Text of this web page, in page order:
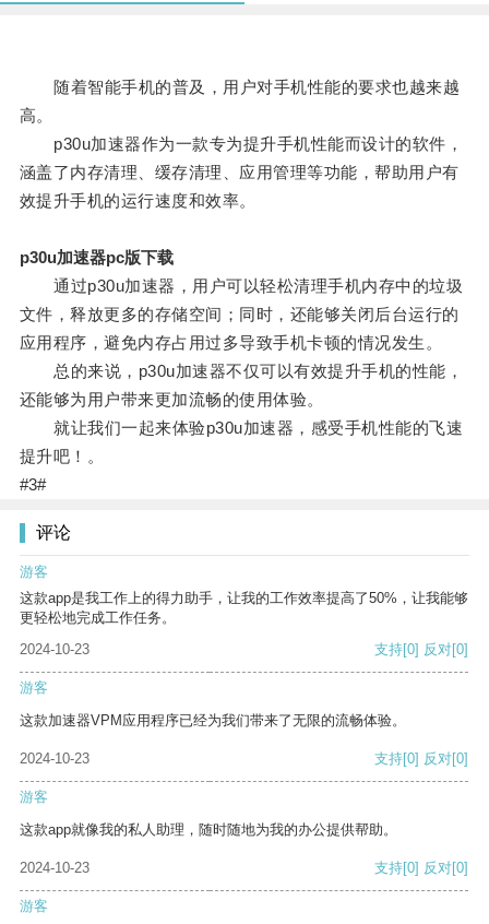
随着智能手机的普及，用户对手机性能的要求也越来越
高。
p30u加速器作为一款专为提升手机性能而设计的软件，
涵盖了内存清理、缓存清理、应用管理等功能，帮助用户有
效提升手机的运行速度和效率。
p30u加速器pc版下载
通过p30u加速器，用户可以轻松清理手机内存中的垃圾
文件，释放更多的存储空间；同时，还能够关闭后台运行的
应用程序，避免内存占用过多导致手机卡顿的情况发生。
总的来说，p30u加速器不仅可以有效提升手机的性能，
还能够为用户带来更加流畅的使用体验。
就让我们一起来体验p30u加速器，感受手机性能的飞速
提升吧！。
#3#
评论
游客
这款app是我工作上的得力助手，让我的工作效率提高了50%，让我能够
更轻松地完成工作任务。
2024-10-23
支持[0] 反对[0]
游客
这款加速器VPM应用程序已经为我们带来了无限的流畅体验。
2024-10-23 支持[0] 反对[0]
游客
这款app就像我的私人助理，随时随地为我的办公提供帮助。
2024-10-23 支持[0] 反对[0]
游客